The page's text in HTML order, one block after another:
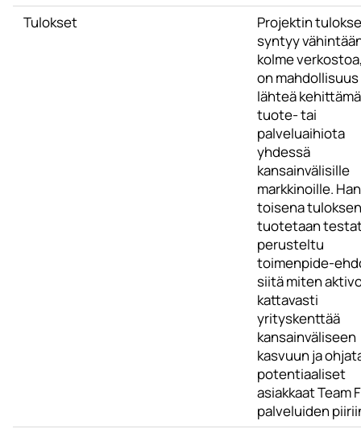
Tulokset
Projektin
syntyy
kolme
on mahdollisuus
lähteä
tuote- tai
palveluaihiota
yhdessä
kansainvälisille
markkinoille.
toisena
tuotetaan
perusteltu
toimenpide-
siitä miten
kattavasti
yrityskenttää
kansainväliseen
kasvuun ja
potentiaaliset
asiakkaat Team
palveluiden